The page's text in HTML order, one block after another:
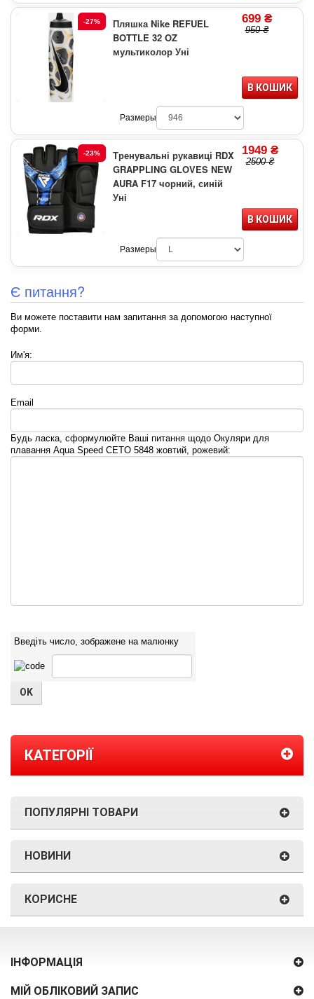
-27%
Пляшка Nike REFUEL
BOTTLE 32 OZ
мультиколор Уні
699 ₴
950 ₴
В КОШИК
Размеры
-23%
Тренувальні рукавиці RDX
GRAPPLING GLOVES NEW
AURA F17 чорний, синій
Уні
1949 ₴
2500 ₴
В КОШИК
Размеры
Є питання?
Ви можете поставити нам запитання за допомогою наступної
форми.
Им'я:
Email
Будь ласка, сформулюйте Ваші питання щодо Окуляри для
плавання Aqua Speed CETO 5848 жовтий, рожевий:
Введіть число, зображене на малюнку
КАТЕГОРІЇ
ПОПУЛЯРНІ ТОВАРИ
НОВИНИ
КОРИСНЕ
ІНФОРМАЦІЯ
МІЙ ОБЛІКОВИЙ ЗАПИС